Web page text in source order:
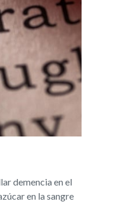
demencia en el
en la sangre